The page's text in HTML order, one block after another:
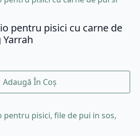
pentru pisici cu carne de
Adaugă În Coș